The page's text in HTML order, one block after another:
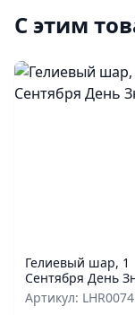
С этим
Гелиевый шар, 1
Сентября День
Артикул: LHR0074